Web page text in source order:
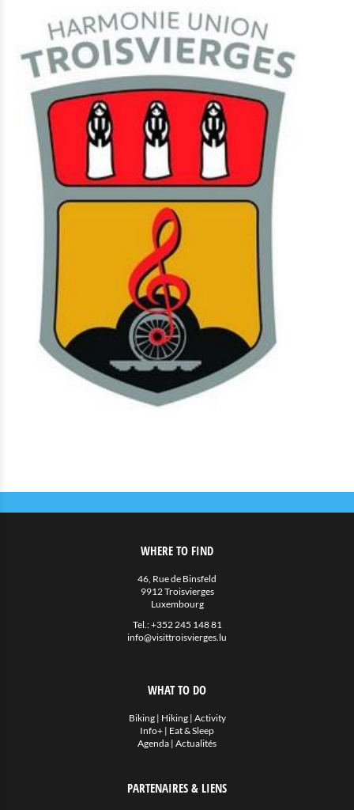
Mobilité à Troisvierges
Location de Vélo
Activités intérieures
Eat & Sleep
Agenda
Hiking
Biking
Actualités
WHERE TO FIND
46, Rue de Binsfeld
9912 Troisvierges
Luxembourg
Tel.:+352 245 148 81
info@visittroisvierges.lu
WHAT TO DO
Biking| Hiking| Activity
Info+ | Eat & Sleep
Agenda | Actualités
PARTENAIRES & LIENS